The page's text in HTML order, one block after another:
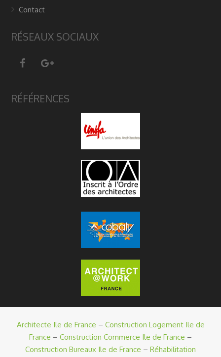
Contact
RÉSEAUX SOCIAUX
RÉFÉRENCES
Architecte Ile de France – Construction Logement Ile de
France – Construction Commerce Ile de France –
Construction Bureaux Ile de France – Réhabilitation